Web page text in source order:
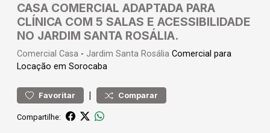
CASA COMERCIAL ADAPTADA PARA
CLÍNICA COM 5 SALAS E ACESSIBILIDADE
NO JARDIM SANTA ROSÁLIA.
Comercial Casa - Jardim Santa Rosália Comercial para
Locação em Sorocaba
Favoritar | Comparar
Compartilhe: